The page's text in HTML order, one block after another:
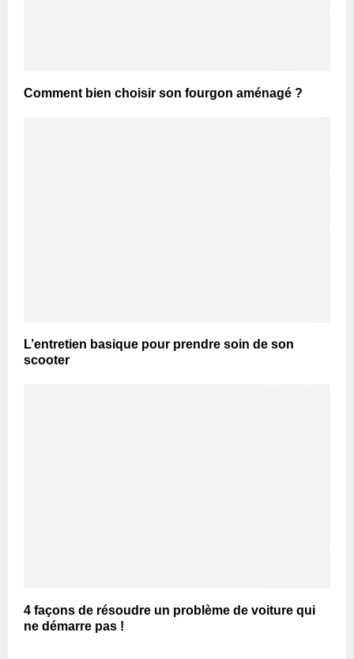
Comment bien choisir son fourgon aménagé ?
L’entretien basique pour prendre soin de son
scooter
4 façons de résoudre un problème de voiture qui
ne démarre pas !